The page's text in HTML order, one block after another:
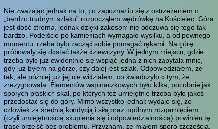
Nie zważając jednak na to, po zapoznaniu się z ostrzeżeniem o
„bardzo trudnym szlaku” rozpocząłem wędrówkę na Kościelec. Góra
jest dość stroma, jednak dzięki zakosom nie odczuwa się tego tak
bardzo. Podejście po kamieniach wymagało wysiłku, a od pewnego
momentu trzeba było zacząć sobie pomagać rękami. Na górę
próbowały się dostać także dziewczyny. W jednym miejscu, gdzie
trzeba było już ewidentnie się wspiąć jedna z nich zapytała mnie,
gdy już byłem na górze, czy dalej jest szlak. Odpowiedziałem, że
tak, ale później już jej nie widziałem, co świadczyło o tym, że
zrezygnowała. Elementów wspinaczkowych było kilka, podobnie jak
sporych płaskich skał, po których też umiejętnie trzeba było jakoś
przedostać się do góry. Mimo wszystko jednak wydaje się, że
człowiek ze średnią kondycją i siłą oraz ogólnym rozgarnięciem
(czyli umiejętnością skupienia się i odpowiedzialnością) powinien tę
trasę przejść bez problemu. Przyznam, że miałem sporo szczęścia,